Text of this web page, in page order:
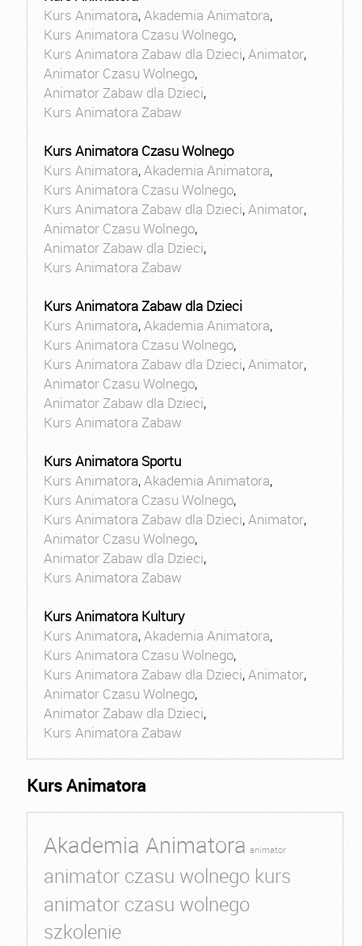
Kurs Animatora,Akademia Animatora,
Kurs Animatora Czasu Wolnego,
Kurs Animatora Zabaw dla Dzieci,Animator,
Animator Czasu Wolnego,
Animator Zabaw dla Dzieci,
Kurs Animatora Zabaw
Kurs Animatora Czasu Wolnego
Kurs Animatora,Akademia Animatora,
Kurs Animatora Czasu Wolnego,
Kurs Animatora Zabaw dla Dzieci,Animator,
Animator Czasu Wolnego,
Animator Zabaw dla Dzieci,
Kurs Animatora Zabaw
Kurs Animatora Zabaw dla Dzieci
Kurs Animatora,Akademia Animatora,
Kurs Animatora Czasu Wolnego,
Kurs Animatora Zabaw dla Dzieci,Animator,
Animator Czasu Wolnego,
Animator Zabaw dla Dzieci,
Kurs Animatora Zabaw
Kurs Animatora Sportu
Kurs Animatora,Akademia Animatora,
Kurs Animatora Czasu Wolnego,
Kurs Animatora Zabaw dla Dzieci,Animator,
Animator Czasu Wolnego,
Animator Zabaw dla Dzieci,
Kurs Animatora Zabaw
Kurs Animatora Kultury
Kurs Animatora,Akademia Animatora,
Kurs Animatora Czasu Wolnego,
Kurs Animatora Zabaw dla Dzieci,Animator,
Animator Czasu Wolnego,
Animator Zabaw dla Dzieci,
Kurs Animatora Zabaw
Kurs Animatora
Akademia Animatora animator
animator czasu wolnego kurs
animator czasu wolnego
szkolenie